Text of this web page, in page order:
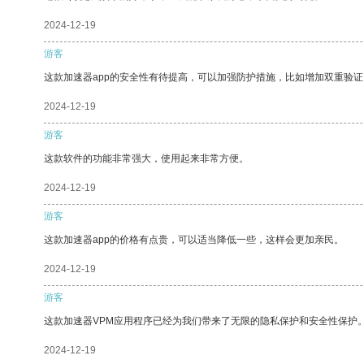
2024-12-19
游客
这款加速器app的安全性有待提高，可以加强防护措施，比如增加双重验
2024-12-19
游客
这款软件的功能非常强大，使用起来非常方便。
2024-12-19
游客
这款加速器app的价格有点贵，可以适当降低一些，这样会更加亲民。
2024-12-19
游客
这款加速器VPM应用程序已经为我们带来了无限的隐私保护和安全性保护
2024-12-19